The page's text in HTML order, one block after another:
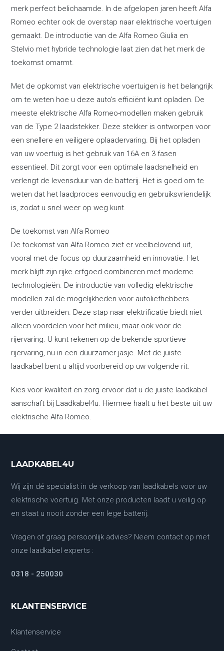
merk perfect belichaamde. In de afgelopen jaren heeft Alfa
Romeo echter ook de overstap naar elektrische voertuigen
gemaakt. De introductie van de Alfa Romeo Giulia en
Stelvio met hybride technologie laat zien dat het merk de
toekomst omarmt.
Met de opkomst van elektrische voertuigen is het belangrijk
om te weten hoe u deze auto's efficiënt kunt opladen. De
meeste elektrische Alfa Romeo-modellen maken gebruik
van de Type 2 laadstekker. Deze stekker is ontworpen voor
een snellere en veiligere oplaadervaring. Bij het opladen
van uw voertuig is het gebruik van 16A en 3 fasen
essentieel. Dit zorgt voor een optimale laadsnelheid en
verlengt de levensduur van de batterij. Het is goed om te
weten dat het laadproces eenvoudig en gebruiksvriendelijk
is, zodat u snel weer op weg kunt.
De toekomst van Alfa Romeo
De toekomst van Alfa Romeo ziet er veelbelovend uit,
vooral met de focus op duurzaamheid en innovatie. Het
merk blijft zijn rijke erfgoed combineren met moderne
technologieën. De introductie van volledig elektrische
modellen zal de mogelijkheden voor autoliefhebbers
verder uitbreiden. Deze stap naar elektrificatie biedt niet
alleen voordelen voor het milieu, maar ook voor de
rijervaring. U kunt rekenen op de bekende sportieve
rijervaring, nu in een duurzamer jasje. Met de juiste
laadkabel bent u altijd voorbereid op uw volgende rit.
Kies voor kwaliteit en zorg ervoor dat u de juiste laadkabel
aanschaft bij Laadkabel4u. Hiermee haalt u het beste uit uw
elektrische Alfa Romeo.
LAADKABEL4U
Wij zijn dé specialist in de verkoop van laadkabels voor uw
elektrische voertuig. Met onze producten laadt u veilig op
en staat u nooit zonder een lege batterij.
Vragen of graag persoonlijk advies? Neem contact op met
onze laadkabel experts :
0318 - 250030
KLANTENSERVICE
Klantenservice